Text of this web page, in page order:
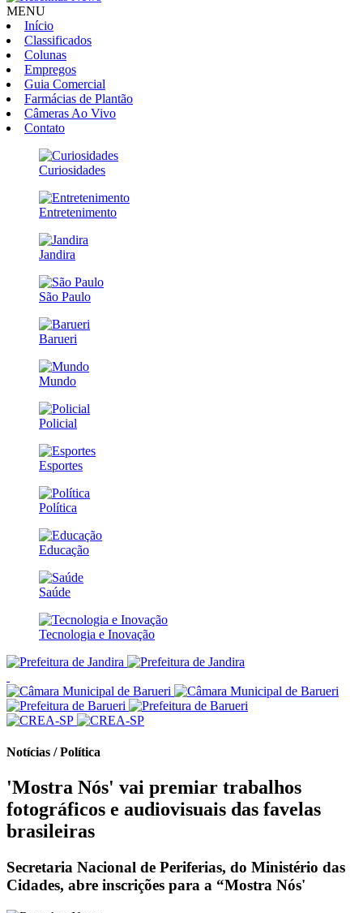
MENU
Início
Classificados
Colunas
Empregos
Guia Comercial
Farmácias de Plantão
Câmeras Ao Vivo
Contato
Curiosidades
Entretenimento
Jandira
São Paulo
Barueri
Mundo
Policial
Esportes
Política
Educação
Saúde
Tecnologia e Inovação
Notícias / Política
'Mostra Nós' vai premiar trabalhos
fotográficos e audiovisuais das favelas
brasileiras
Secretaria Nacional de Periferias, do Ministério das
Cidades, abre inscrições para a “Mostra Nós'